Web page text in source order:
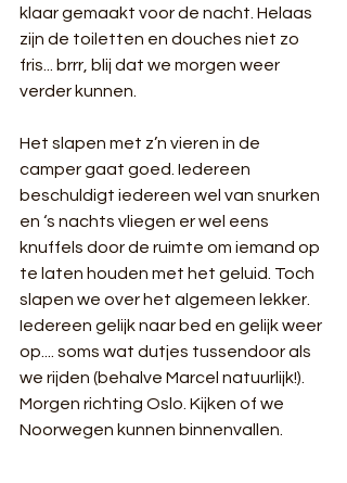
klaar gemaakt voor de nacht. Helaas
zijn de toiletten en douches niet zo
fris... brrr, blij dat we morgen weer
verder kunnen.
Het slapen met z’n vieren in de
camper gaat goed. Iedereen
beschuldigt iedereen wel van snurken
en ‘s nachts vliegen er wel eens
knuffels door de ruimte om iemand op
te laten houden met het geluid. Toch
slapen we over het algemeen lekker.
Iedereen gelijk naar bed en gelijk weer
op.... soms wat dutjes tussendoor als
we rijden (behalve Marcel natuurlijk!).
Morgen richting Oslo. Kijken of we
Noorwegen kunnen binnenvallen.